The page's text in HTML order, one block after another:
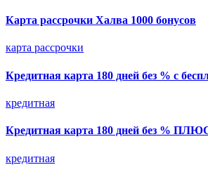
Карта рассрочки Халва 1000 бонусов
карта рассрочки
Кредитная карта 180 дней без % с
кредитная
Кредитная карта 180 дней без %
кредитная